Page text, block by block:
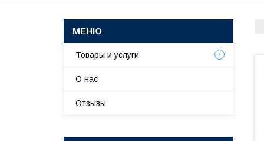
Товары и услуги
О нас
Отзывы